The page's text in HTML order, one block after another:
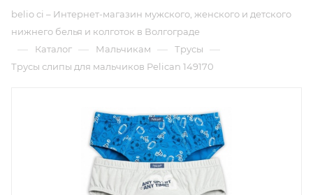
belio ci – Интернет-магазин мужского, женского и детского
нижнего белья и колготок в Волгограде
— Каталог — Мальчикам — Трусы —
Трусы слипы для мальчиков Pelican 149170